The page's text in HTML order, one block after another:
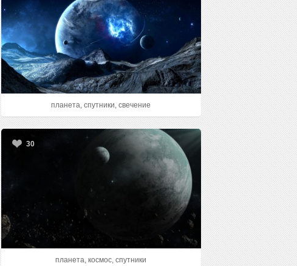
планета, спутники, свечение
30
планета, космос, спутники